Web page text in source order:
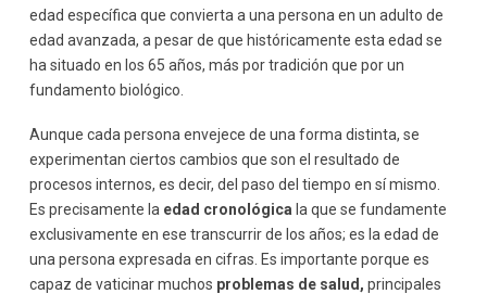
edad específica que convierta a una persona en un adulto de
edad avanzada, a pesar de que históricamente esta edad se
ha situado en los 65 años, más por tradición que por un
fundamento biológico.
Aunque cada persona envejece de una forma distinta, se
experimentan ciertos cambios que son el resultado de
procesos internos, es decir, del paso del tiempo en sí mismo.
Es precisamente la edad cronológica la que se fundamente
exclusivamente en ese transcurrir de los años; es la edad de
una persona expresada en cifras. Es importante porque es
capaz de vaticinar muchos problemas de salud, principales